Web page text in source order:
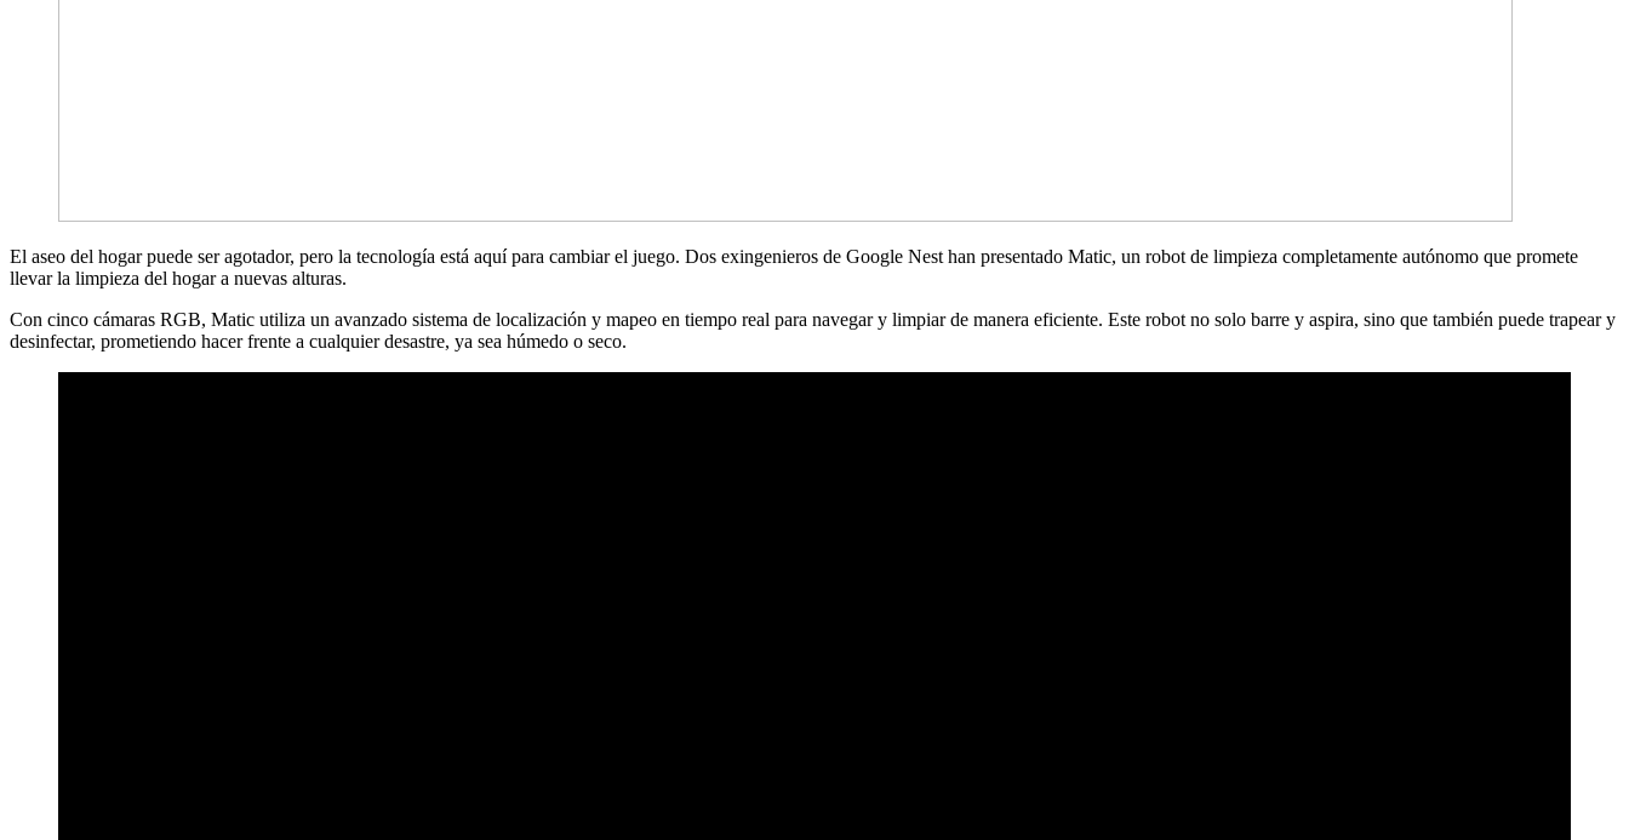
El aseo del hogar puede ser agotador, pero la tecnología está aquí para cambiar el juego. Dos exingenieros de Google Nest han presentado Matic, un robot de limpieza completamente autónomo que promete
llevar la limpieza del hogar a nuevas alturas.
Con cinco cámaras RGB, Matic utiliza un avanzado sistema de localización y mapeo en tiempo real para navegar y limpiar de manera eficiente. Este robot no solo barre y aspira, sino que también puede trapear y
desinfectar, prometiendo hacer frente a cualquier desastre, ya sea húmedo o seco.